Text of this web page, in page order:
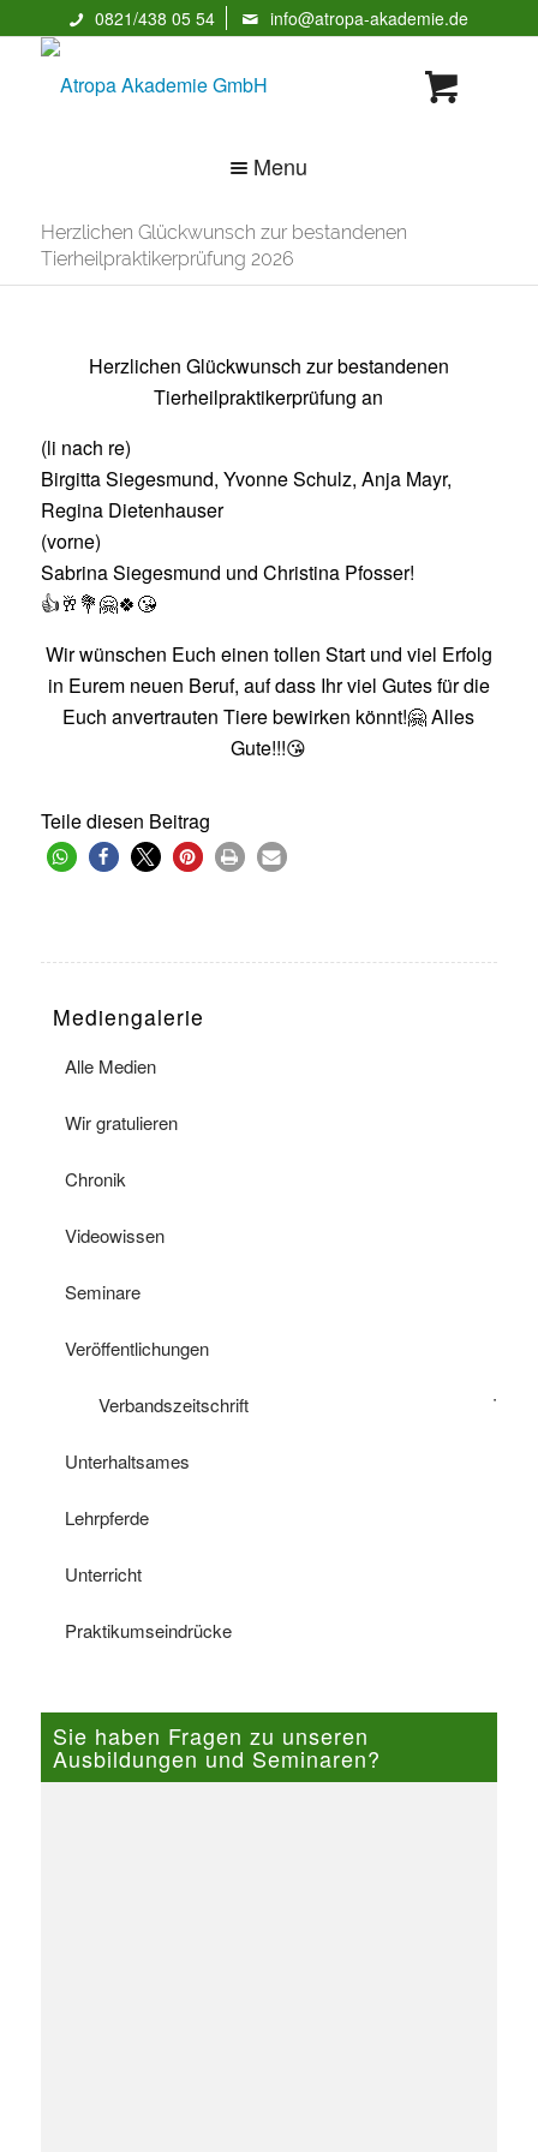
0821/438 05 54 info@atropa-akademie.de
Menu
Herzlichen Glückwunsch zur bestandenen
Tierheilpraktikerprüfung 2026
Herzlichen Glückwunsch zur bestandenen
Tierheilpraktikerprüfung an
(li nach re)
Birgitta Siegesmund, Yvonne Schulz, Anja Mayr,
Regina Dietenhauser
(vorne)
Sabrina Siegesmund und Christina Pfosser!
👍🥂💐🤗🍀😘
Wir wünschen Euch einen tollen Start und viel Erfolg
in Eurem neuen Beruf, auf dass Ihr viel Gutes für die
Euch anvertrauten Tiere bewirken könnt!🤗 Alles
Gute!!!😘
Teile diesen Beitrag
Mediengalerie
Alle Medien
Wir gratulieren
Chronik
Videowissen
Seminare
Veröffentlichungen
Verbandszeitschrift
Unterhaltsames
Lehrpferde
Unterricht
Praktikumseindrücke
Sie haben Fragen zu unseren
Ausbildungen und Seminaren?